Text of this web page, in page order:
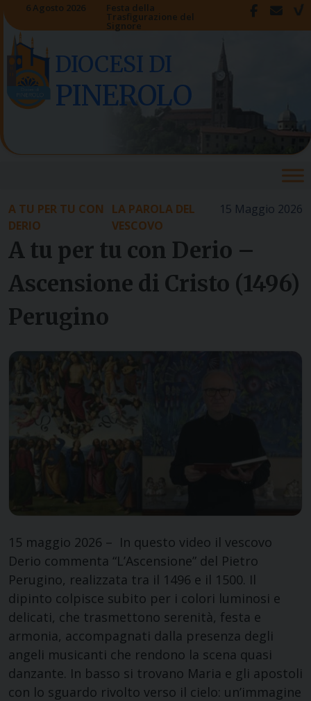
to
content
DIOCESI DI
PINEROLO
6 Agosto 2026 Festa della
Trasfigurazione del
Signore
15 Maggio 2026
A TU PER TU CON
DERIO
LA PAROLA DEL
VESCOVO
A tu per tu con Derio –
Ascensione di Cristo (1496)
Perugino
15 maggio 2026 – In questo video il vescovo
Derio commenta “L’Ascensione” del Pietro
Perugino, realizzata tra il 1496 e il 1500. Il
dipinto colpisce subito per i colori luminosi e
delicati, che trasmettono serenità, festa e
armonia, accompagnati dalla presenza degli
angeli musicanti che rendono la scena quasi
danzante. In basso si trovano Maria e gli apostoli
con lo sguardo rivolto verso il cielo: un’immagine